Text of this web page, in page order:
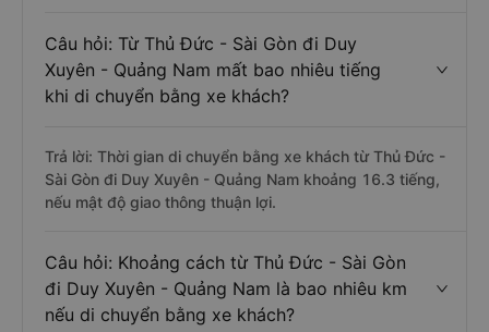
Câu hỏi: Từ Thủ Đức - Sài Gòn đi Duy
Xuyên - Quảng Nam mất bao nhiêu tiếng
khi di chuyển bằng xe khách?
Trả lời: Thời gian di chuyển bằng xe khách từ Thủ Đức -
Sài Gòn đi Duy Xuyên - Quảng Nam khoảng 16.3 tiếng,
nếu mật độ giao thông thuận lợi.
Câu hỏi: Khoảng cách từ Thủ Đức - Sài Gòn
đi Duy Xuyên - Quảng Nam là bao nhiêu km
nếu di chuyển bằng xe khách?